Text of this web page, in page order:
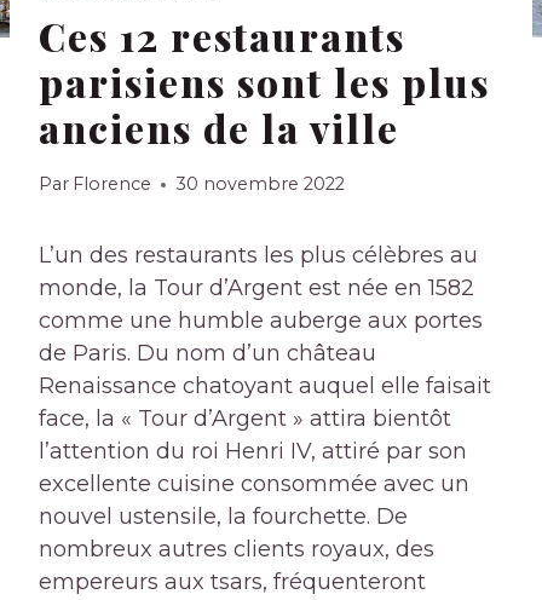
Ces 12 restaurants
parisiens sont les plus
anciens de la ville
Par Florence 30 novembre 2022
L’un des restaurants les plus célèbres au
monde, la Tour d’Argent est née en 1582
comme une humble auberge aux portes
de Paris. Du nom d’un château
Renaissance chatoyant auquel elle faisait
face, la « Tour d’Argent » attira bientôt
l’attention du roi Henri IV, attiré par son
excellente cuisine consommée avec un
nouvel ustensile, la fourchette. De
nombreux autres clients royaux, des
empereurs aux tsars, fréquenteront